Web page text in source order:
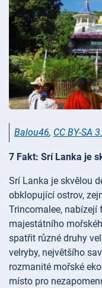
Balou46, CC BY-SA
7 Fakt: Srí Lanka je
Srí Lanka je skvělou
obklopující ostrov,
Trincomalee,
majestátního
spatřit různé druhy
velryby, největšího
rozmanité mořské
místo pro